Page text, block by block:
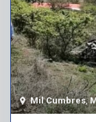
Mil Cumbres,